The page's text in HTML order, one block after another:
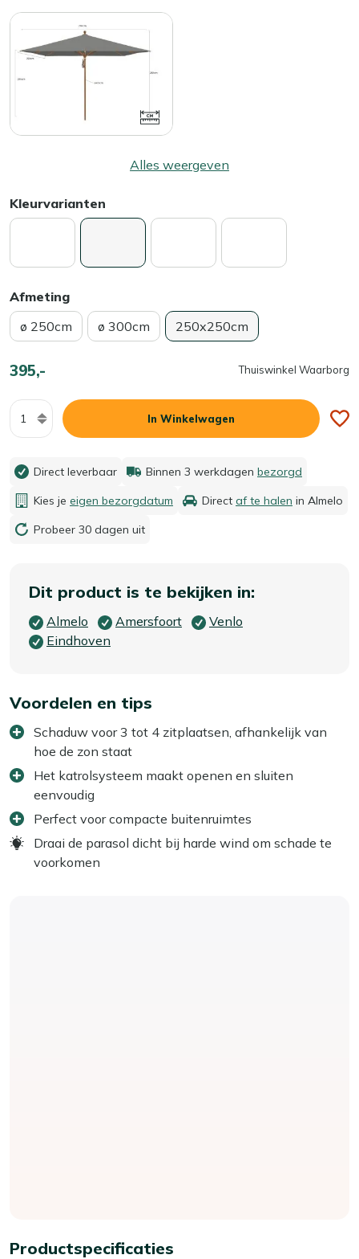
Alles weergeven
Kleurvarianten
Afmeting
ø 250cm
ø 300cm 250x250cm
395,- Thuiswinkel Waarborg
Aantal
In Winkelwagen
Direct leverbaar Binnen 3 werkdagen bezorgd
Kies je eigen bezorgdatum Direct af te halen in Almelo
Probeer 30 dagen uit
Productspecificaties
Dit product is te bekijken in:
Almelo Amersfoort
Venlo
Eindhoven
Voordelen en tips
Schaduw voor 3 tot 4 zitplaatsen, afhankelijk van
hoe de zon staat
Het katrolsysteem maakt openen en sluiten
eenvoudig
Perfect voor compacte buitenruimtes
Draai de parasol dicht bij harde wind om schade te
voorkomen